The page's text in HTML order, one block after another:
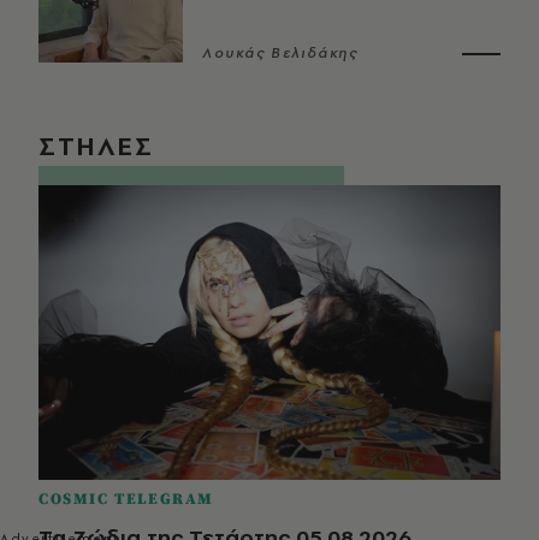
Λουκάς Βελιδάκης
ΣΤΗΛΕΣ
COSMIC TELEGRAM